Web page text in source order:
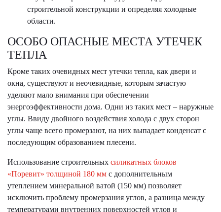
строительной конструкции и определяя холодные
области.
ОСОБО ОПАСНЫЕ МЕСТА УТЕЧЕК
ТЕПЛА
Кроме таких очевидных мест утечки тепла, как двери и
окна, существуют и неочевидные, которым зачастую
уделяют мало внимания при обеспечении
энергоэффективности дома. Одни из таких мест – наружные
углы. Ввиду двойного воздействия холода с двух сторон
углы чаще всего промерзают, на них выпадает конденсат с
последующим образованием плесени.
Использование строительных силикатных блоков
«Поревит» толщиной 180 мм с дополнительным
утеплением минеральной ватой (150 мм) позволяет
исключить проблему промерзания углов, а разница между
температурами внутренних поверхностей углов и